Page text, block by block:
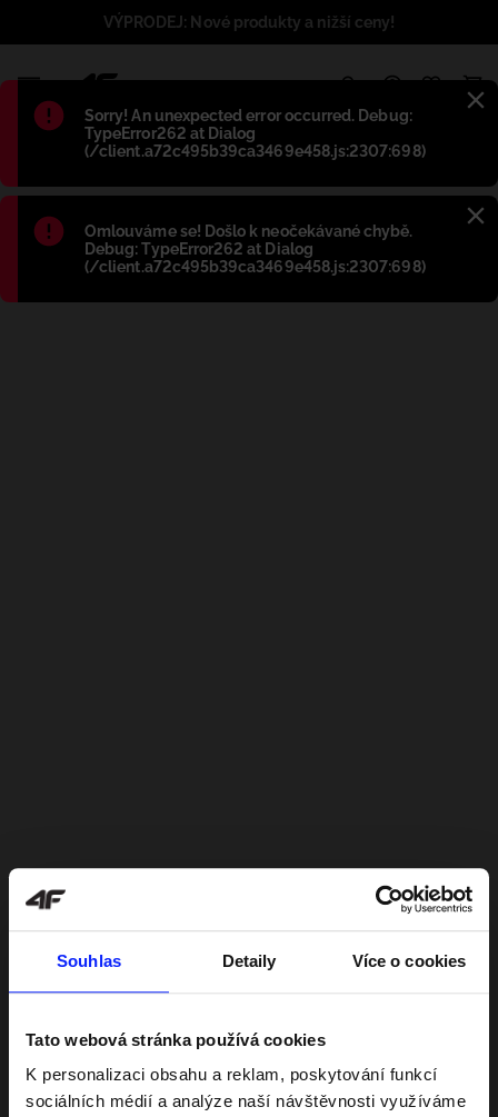
Souhlas Detaily Více o cookies
Tato webová stránka používá cookies
K personalizaci obsahu a reklam, poskytování funkcí
sociálních médií a analýze naší návštěvnosti využíváme
Błąd:
Sorry! An unexpected error occurred. Debug:
TypeError262 at Dialog
(/client.a72c495b39ca3469e458.js:2307:698)
Błąd:
Omlouváme se! Došlo k neočekávané chybě.
Debug: TypeError262 at Dialog
(/client.a72c495b39ca3469e458.js:2307:698)
VÝPRODEJ: Nové produkty a nižší ceny!